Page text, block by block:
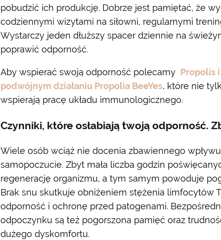
pobudzić ich produkcję. Dobrze jest pamiętać, że
codziennymi wizytami na siłowni, regularnymi
Wystarczy jeden dłuższy spacer dziennie na
poprawić odporność.
Aby wspierać swoją odporność polecamy Propolis
podwójnym działaniu Propolia BeeYes, które nie
wspierają pracę układu immunologicznego.
Czynniki, które osłabiają twoją odporność.
Wiele osób wciąż nie docenia zbawiennego
samopoczucie. Zbyt mała liczba godzin
regenerację organizmu, a tym samym powoduje
Brak snu skutkuje obniżeniem stężenia limfocytów
odporność i ochronę przed patogenami.
odpoczynku są też pogorszona pamięć oraz
dużego dyskomfortu.